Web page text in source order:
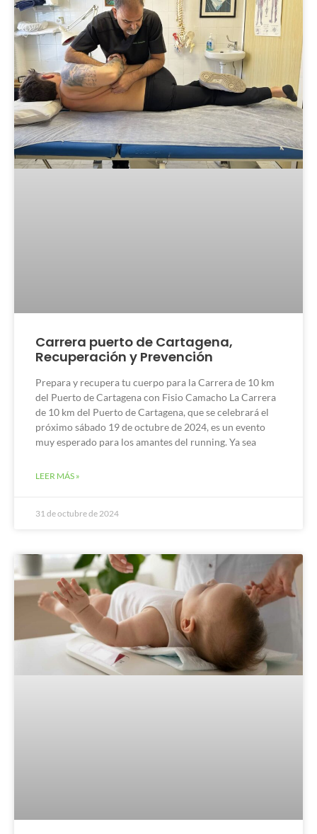
Carrera puerto de Cartagena,
Recuperación y Prevención
Prepara y recupera tu cuerpo para la Carrera de 10 km
del Puerto de Cartagena con Fisio Camacho La Carrera
de 10 km del Puerto de Cartagena, que se celebrará el
próximo sábado 19 de octubre de 2024, es un evento
muy esperado para los amantes del running. Ya sea
LEER MÁS »
31 de octubre de 2024